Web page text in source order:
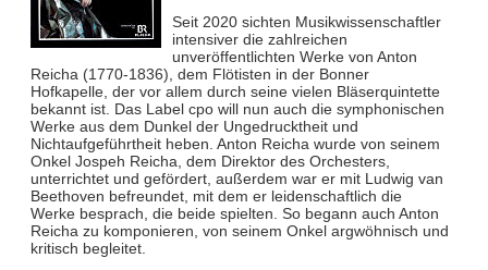
Seit 2020 sichten Musikwissenschaftler
intensiver die zahlreichen
unveröffentlichten Werke von Anton
Reicha (1770-1836), dem Flötisten in der Bonner
Hofkapelle, der vor allem durch seine vielen Bläserquintette
bekannt ist. Das Label cpo will nun auch die symphonischen
Werke aus dem Dunkel der Ungedrucktheit und
Nichtaufgeführtheit heben. Anton Reicha wurde von seinem
Onkel Jospeh Reicha, dem Direktor des Orchesters,
unterrichtet und gefördert, außerdem war er mit Ludwig van
Beethoven befreundet, mit dem er leidenschaftlich die
Werke besprach, die beide spielten. So begann auch Anton
Reicha zu komponieren, von seinem Onkel argwöhnisch und
kritisch begleitet.